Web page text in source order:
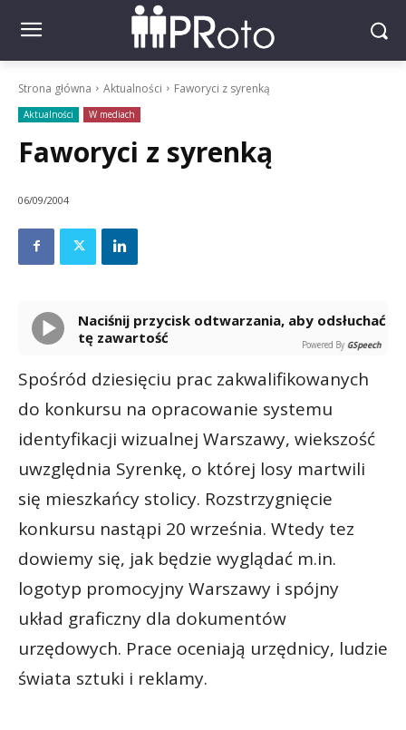
Strona główna Aktualności Faworyci z syrenką
Aktualności W mediach
Faworyci z syrenką
06/09/2004
Naciśnij przycisk odtwarzania, aby odsłuchać
tę zawartość
Powered By GSpeech
Spośród dziesięciu prac zakwalifikowanych
do konkursu na opracowanie systemu
identyfikacji wizualnej Warszawy, wiekszość
uwzględnia Syrenkę, o której losy martwili
się mieszkańcy stolicy. Rozstrzygnięcie
konkursu nastąpi 20 września. Wtedy tez
dowiemy się, jak będzie wyglądać m.in.
logotyp promocyjny Warszawy i spójny
układ graficzny dla dokumentów
urzędowych. Prace oceniają urzędnicy, ludzie
świata sztuki i reklamy.